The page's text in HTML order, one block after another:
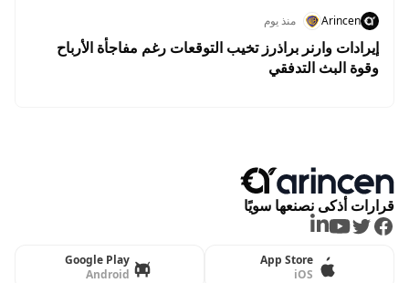
Arincen منذ يوم
إيرادات وارنر براذرز تخيب التوقعات رغم مفاجأة الأرباح
وقوة البث التدفقي
قرارات أذكى نصنعها سويًا
Facebook
Twitter
Youtube
LinkedIn
App Store
iOS
Google Play
Android